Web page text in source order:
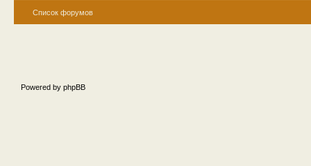
Список форумов
Powered by phpBB